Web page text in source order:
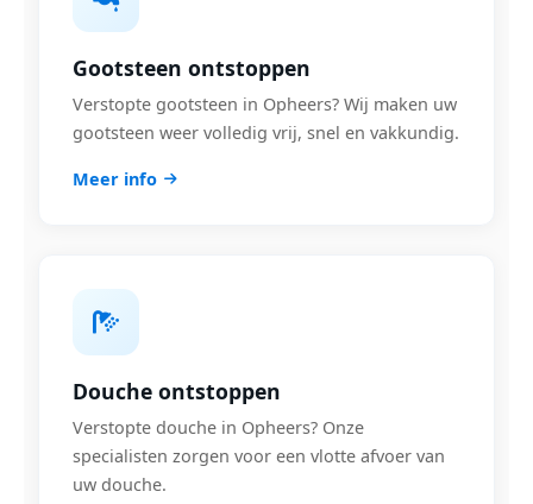
Gootsteen ontstoppen
Verstopte gootsteen in Opheers? Wij maken uw
gootsteen weer volledig vrij, snel en vakkundig.
Meer info
Douche ontstoppen
Verstopte douche in Opheers? Onze
specialisten zorgen voor een vlotte afvoer van
uw douche.